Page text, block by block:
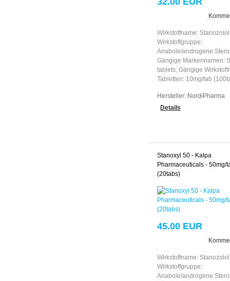
Wirkstoffname:
Wirkstoffgruppe:
Anabole/androgene
Gängige Markennamen:
tablets, Gängige
Tabletten: 10mg/tab
Hersteller: NordiPharma
Details
Stanoxyl 50 - Kalpa
Pharmaceuticals - 50mg/
(20tabs)
45.00 EUR
Wirkstoffname:
Wirkstoffgruppe:
Anabole/androgene